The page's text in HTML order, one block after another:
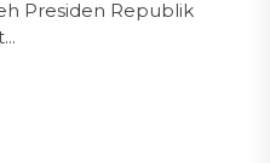
Presiden Republik